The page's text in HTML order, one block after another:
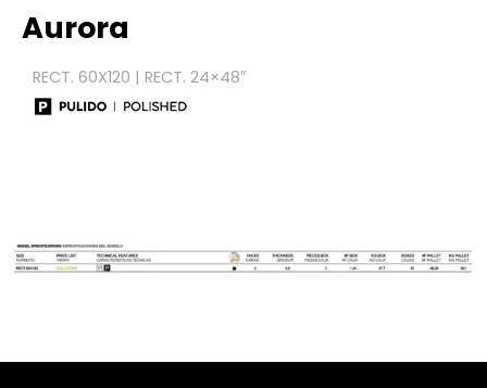
Aurora
RECT. 60X120 | RECT. 24×48″